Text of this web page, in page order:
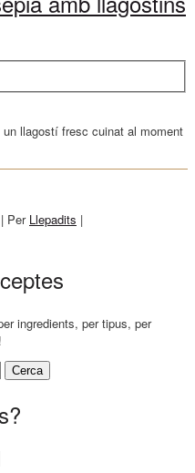
llagostí fresc cuinat al moment
| Per Llepadits |
ingredients, per tipus, per